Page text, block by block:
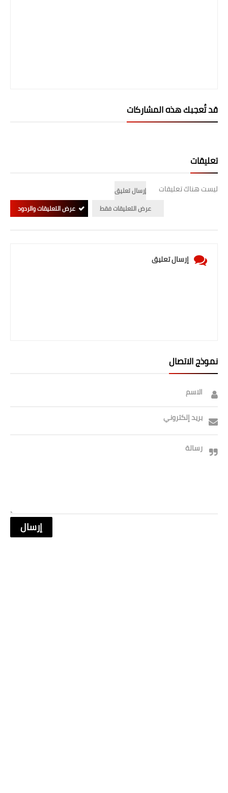
العطل
قد تُعجبك هذه المشاركات
تعليقات
ليست هناك تعليقات
إرسال تعليق
عرض التعليقات فقط
عرض التعليقات والردود
إرسال تعليق
نموذج الاتصال
الاسم
بريد إلكتروني
رسالة